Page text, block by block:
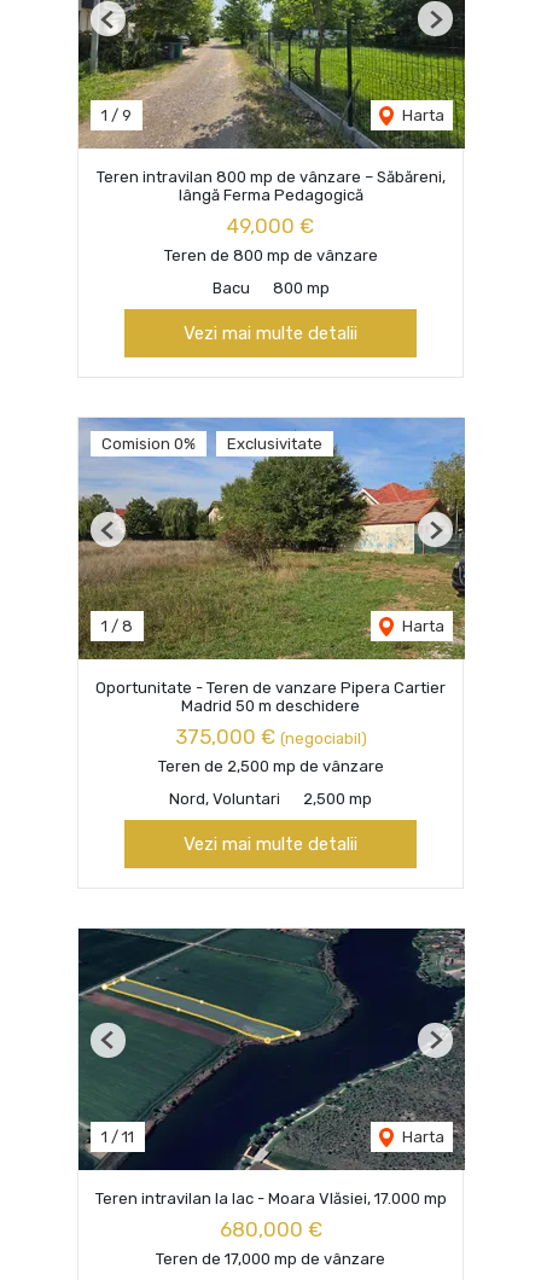
1 / 9 Harta
Previous Next
Teren intravilan 800 mp de vânzare – Săbăreni,
lângă Ferma Pedagogică
49,000 €
Teren de 800 mp de vânzare
Bacu
800 mp
Vezi mai multe detalii
Comision 0% Exclusivitate
1 / 8 Harta
Previous Next
Oportunitate - Teren de vanzare Pipera Cartier
Madrid 50 m deschidere
375,000 € (negociabil)
Teren de 2,500 mp de vânzare
Nord, Voluntari
2,500 mp
Vezi mai multe detalii
1 / 11 Harta
Previous Next
Teren intravilan la lac - Moara Vlăsiei, 17.000 mp
680,000 €
Teren de 17,000 mp de vânzare